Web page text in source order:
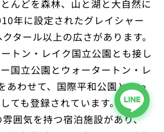
んどを森林、山と湖と大自然に
年に設定されたグレイシャー
タール以上の広さがあります。
トン・レイク国立公園とも接し
国立公園とウォータートン・レ
あわせて、国際平和公園となっ
ても登録されています。
囲気を持つ宿泊施設があり、